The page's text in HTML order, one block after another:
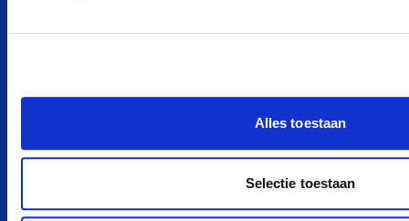
Alles toestaan
Selectie toestaan
Peugeot e-208 Private Lease
Dacia Spring Private Lease
Zeekr X Private Lease
Škoda Elroq Private Lease
Ford Kuga Private Lease